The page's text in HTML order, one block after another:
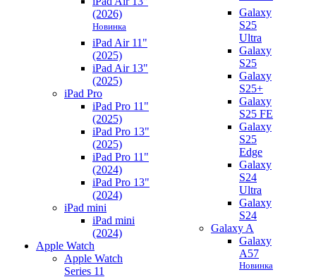
(2026)
Новинка
iPad Air 11"
(2025)
iPad Air 13"
(2025)
iPad Pro
iPad Pro 11"
(2025)
iPad Pro 13"
(2025)
iPad Pro 11"
(2024)
iPad Pro 13"
(2024)
iPad mini
iPad mini
(2024)
Apple Watch
Apple Watch
Series 11
Galaxy
S25
Ultra
Galaxy
S25
Galaxy
S25+
Galaxy
S25 FE
Galaxy
S25
Edge
Galaxy
S24
Ultra
Galaxy
S24
Galaxy A
Galaxy
A57
Новинка